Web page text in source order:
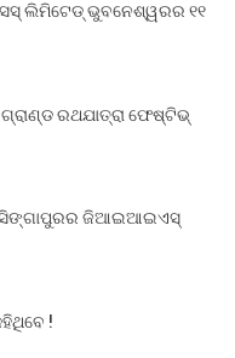
ଲିମିଟେଡ୍ ଭୁବନେଶ୍ୱରର ୧୧
ରଥଯାତ୍ରା ଫେଷ୍ଟିଭ୍
ସିଙ୍ଗାପୁରର ଜିଆଇଆଇଏସ୍
!